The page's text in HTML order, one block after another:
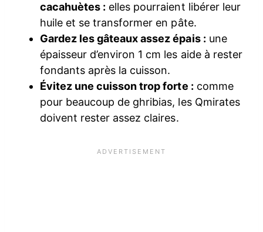
cacahuètes : elles pourraient libérer leur
huile et se transformer en pâte.
Gardez les gâteaux assez épais : une
épaisseur d’environ 1 cm les aide à rester
fondants après la cuisson.
Évitez une cuisson trop forte : comme
pour beaucoup de ghribias, les Qmirates
doivent rester assez claires.